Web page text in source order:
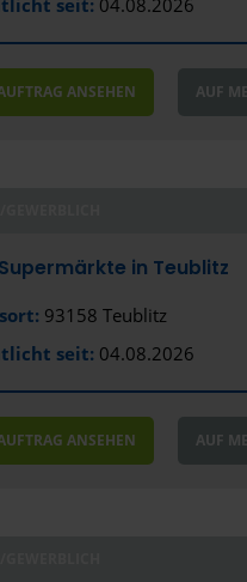
seit: 04.08.2026
ANSEHEN AUF
in Teublitz
93158 Teublitz
seit: 04.08.2026
ANSEHEN AUF